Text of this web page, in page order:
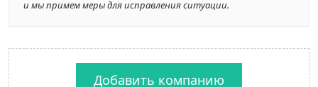
и мы примем меры для исправления ситуации.
Добавить компанию